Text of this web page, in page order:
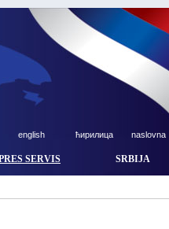
english ћирилица naslovna
SERVIS SRBIJA